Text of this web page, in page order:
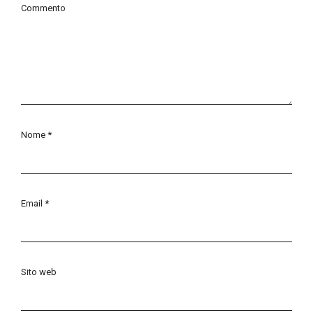
Commento
Nome *
Email *
Sito web